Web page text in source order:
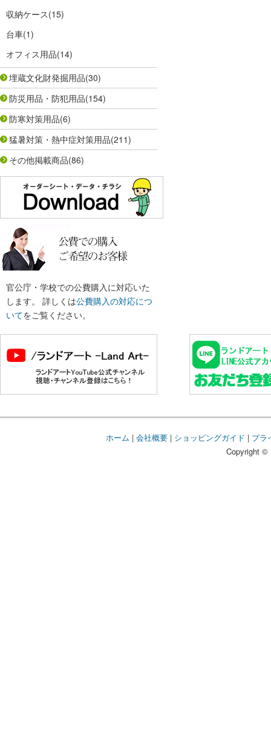
収納ケース(15)
台車(1)
オフィス用品(14)
埋蔵文化財発掘用品(30)
防災用品・防犯用品(154)
防寒対策用品(6)
猛暑対策・熱中症対策用品(211)
その他掲載商品(86)
官公庁・学校での公費購入に対応いた
します。 詳しくは公費購入の対応につ
いてをご覧ください。
ホーム | 会社概要| ショッピングガイド | プラ
Copyright ©